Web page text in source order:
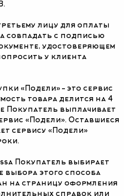
лицу для оплаты
совпадать с подписью
удостоверяющем
у клиента
«Подели» – это сервис
товара делится на 4
Покупатель выплачивает
«Подели». Оставшиеся
сервису «Подели»
Покупатель выбирает
выбора этого способа
на страницу оформления